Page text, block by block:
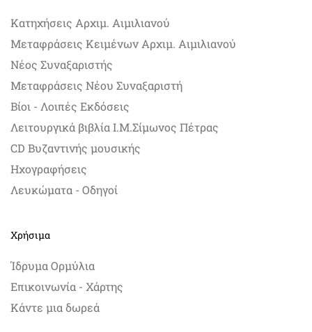
Κατηχήσεις Αρχιμ. Αιμιλιανού
Μεταφράσεις Κειμένων Αρχιμ. Αιμιλιανού
Νέος Συναξαριστής
Μεταφράσεις Νέου Συναξαριστή
Βίοι - Λοιπές Εκδόσεις
Λειτουργικά βιβλία Ι.Μ.Σίμωνος Πέτρας
CD Βυζαντινής μουσικής
Ηχογραφήσεις
Λευκώματα - Οδηγοί
Χρήσιμα
Ίδρυμα Ορμύλια
Επικοινωνία - Χάρτης
Κάντε μια δωρεά